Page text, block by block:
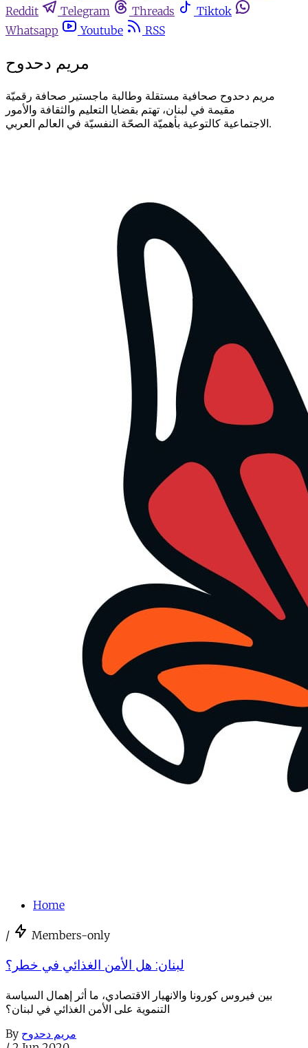
Reddit
Telegram Threads
Tiktok
Whatsapp
Youtube RSS
مريم دحدوح
مريم دحدوح صحافية مستقلة وطالبة ماجستير صحافة رقميّة
مقيمة في لبنان، تهتم بقضايا التعليم والثقافة والأمور
الاجتماعية كالتوعية بأهميّة الصحّة النفسيّة في العالم العربي.
Home
/ Members-only
لبنان: هل الأمن الغذائي في خطر؟
بين فيروس كورونا والانهيار الاقتصادي، ما أثر إهمال السياسة
التنموية على الأمن الغذائي في لبنان؟
By مريم دحدوح